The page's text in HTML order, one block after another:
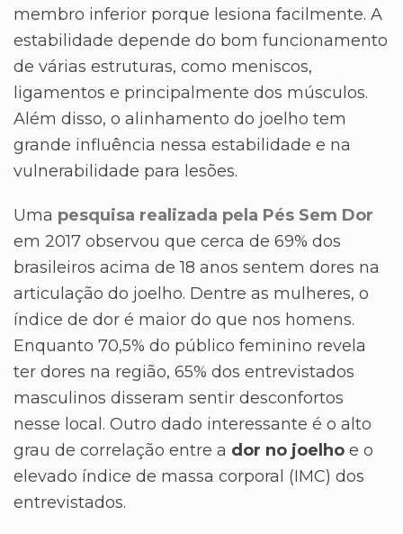
membro inferior porque lesiona facilmente. A
estabilidade depende do bom funcionamento
de várias estruturas, como meniscos,
ligamentos e principalmente dos músculos.
Além disso, o alinhamento do joelho tem
grande influência nessa estabilidade e na
vulnerabilidade para lesões.
Uma pesquisa realizada pela Pés Sem Dor
em 2017 observou que cerca de 69% dos
brasileiros acima de 18 anos sentem dores na
articulação do joelho. Dentre as mulheres, o
índice de dor é maior do que nos homens.
Enquanto 70,5% do público feminino revela
ter dores na região, 65% dos entrevistados
masculinos disseram sentir desconfortos
nesse local. Outro dado interessante é o alto
grau de correlação entre a dor no joelho e o
elevado índice de massa corporal (IMC) dos
entrevistados.